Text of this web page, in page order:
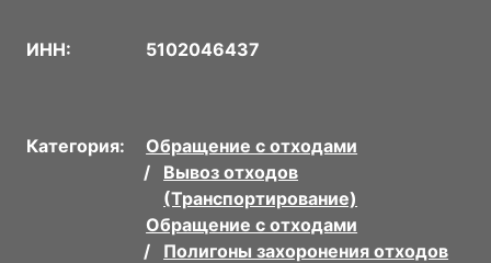
ИНН: 5102046437
Категория:
Обращение с отходами
Вывоз отходов
(Транспортирование)
Обращение с отходами
Полигоны захоронения отходов